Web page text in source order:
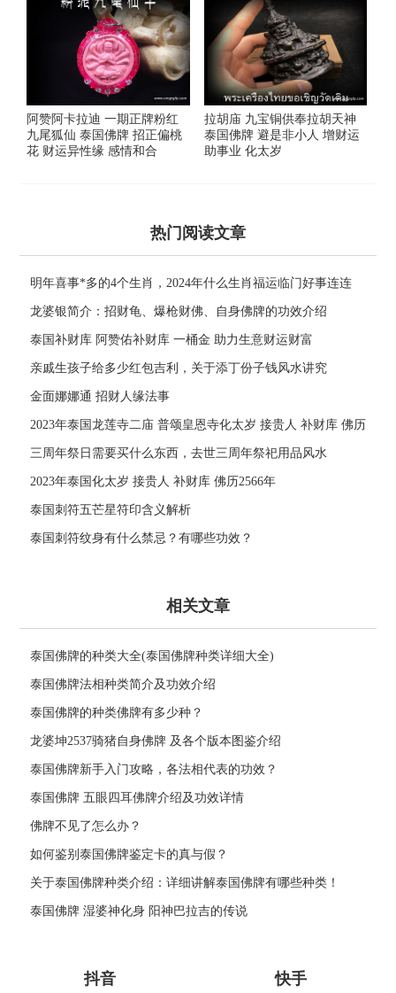
阿赞阿卡拉迪 一期正牌粉红
九尾狐仙 泰国佛牌 招正偏桃
花 财运异性缘 感情和合
拉胡庙 九宝铜供奉拉胡天神
泰国佛牌 避是非小人 增财运
助事业 化太岁
热门阅读文章
明年喜事*多的4个生肖，2024年什么生肖福运临门好事连连
龙婆银简介：招财龟、爆枪财佛、自身佛牌的功效介绍
泰国补财库 阿赞佑补财库 一桶金 助力生意财运财富
亲戚生孩子给多少红包吉利，关于添丁份子钱风水讲究
金面娜娜通 招财人缘法事
2023年泰国龙莲寺二庙 普颂皇恩寺化太岁 接贵人 补财库 佛历
2566年
三周年祭日需要买什么东西，去世三周年祭祀用品风水
2023年泰国化太岁 接贵人 补财库 佛历2566年
泰国刺符五芒星符印含义解析
泰国刺符纹身有什么禁忌？有哪些功效？
相关文章
泰国佛牌的种类大全(泰国佛牌种类详细大全)
泰国佛牌法相种类简介及功效介绍
泰国佛牌的种类佛牌有多少种？
龙婆坤2537骑猪自身佛牌 及各个版本图鉴介绍
泰国佛牌新手入门攻略，各法相代表的功效？
泰国佛牌 五眼四耳佛牌介绍及功效详情
佛牌不见了怎么办？
如何鉴别泰国佛牌鉴定卡的真与假？
关于泰国佛牌种类介绍：详细讲解泰国佛牌有哪些种类！
泰国佛牌 湿婆神化身 阳神巴拉吉的传说
抖音 快手